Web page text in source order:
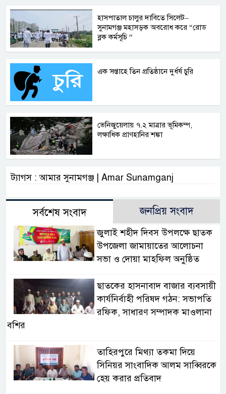
হাসপাতাল চালুর দাবিতে সিলেট–
সুনামগঞ্জ মহাসড়ক অবরোধ করে “রোড
ব্লক কর্মসূচি “
এক সপ্তাহে তিন প্রতিষ্ঠানে দুর্ধর্ষ চুরি
ভেনিজুয়েলায় ৭.২ মাত্রার ভূমিকম্প,
লক্ষাধিক প্রাণহানির শঙ্কা
ট্যাগস : আমার সুনামগঞ্জ | Amar Sunamganj
সর্বশেষ সংবাদ জনপ্রিয় সংবাদ
জুলাই শহীদ দিবস উপলক্ষে ছাতক
উপজেলা জামায়াতের আলোচনা
সভা ও দোয়া মাহফিল অনুষ্ঠিত
ছাতকের হাসনাবাদ বাজার ব্যবসায়ী
কার্যনির্বাহী পরিষদ গঠন: সভাপতি
রফিক, সাধারণ সম্পাদক মাওলানা
বশির
তাহিরপুরে মিথ্যা তকমা দিয়ে
সিনিয়র সাংবাদিক আলম সাব্বিরকে
হেয় করার প্রতিবাদ